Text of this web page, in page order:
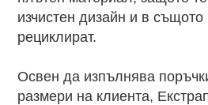
изчистен дизайн и в
рециклират.
Освен да изпълнява
размери на клиента,